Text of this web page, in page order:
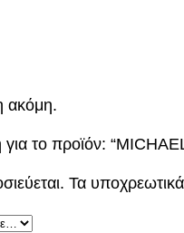
ακόμη.
το προϊόν:
Τα